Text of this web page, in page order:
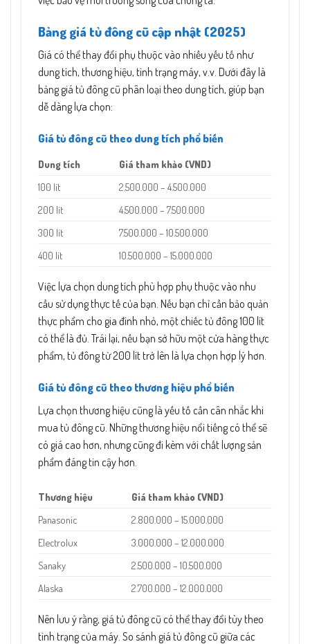
Bảng giá tủ đông cũ cập nhật (2025)
Giá có thể thay đổi phụ thuộc vào nhiều yếu tố như
dung tích, thương hiệu, tình trạng máy, v.v. Dưới đây là
bảng giá tủ đông cũ phân loại theo dung tích, giúp bạn
dễ dàng lựa chọn:
Giá tủ đông cũ theo dung tích phổ biến
Dung tích
Giá tham khảo (VND)
100 lít
2.500.000 – 4.500.000
200 lít
4.500.000 – 7.500.000
300 lít
7.500.000 – 10.500.000
400 lít
10.500.000 – 15.000.000
Việc lựa chọn dung tích phù hợp phụ thuộc vào nhu
cầu sử dụng thực tế của bạn. Nếu bạn chỉ cần bảo quản
thực phẩm cho gia đình nhỏ, một chiếc tủ đông 100 lít
có thể là đủ. Trái lại, nếu bạn sở hữu một cửa hàng thực
phẩm, tủ đông từ 200 lít trở lên là lựa chọn hợp lý hơn.
Giá tủ đông cũ theo thương hiệu phổ biến
Lựa chọn thương hiệu cũng là yếu tố cần cân nhắc khi
mua tủ đông cũ. Những thương hiệu nổi tiếng có thể sẽ
có giá cao hơn, nhưng cũng đi kèm với chất lượng sản
phẩm đáng tin cậy hơn.
Thương hiệu
Giá tham khảo (VND)
Panasonic
2.800.000 – 15.000.000
Electrolux
3.000.000 – 12.000.000
Sanaky
2.500.000 – 10.500.000
Alaska
2.700.000 – 12.000.000
Nên lưu ý rằng, giá tủ đông cũ có thể thay đổi tùy theo
tình trạng của máy. So sánh giá tủ đông cũ giữa các